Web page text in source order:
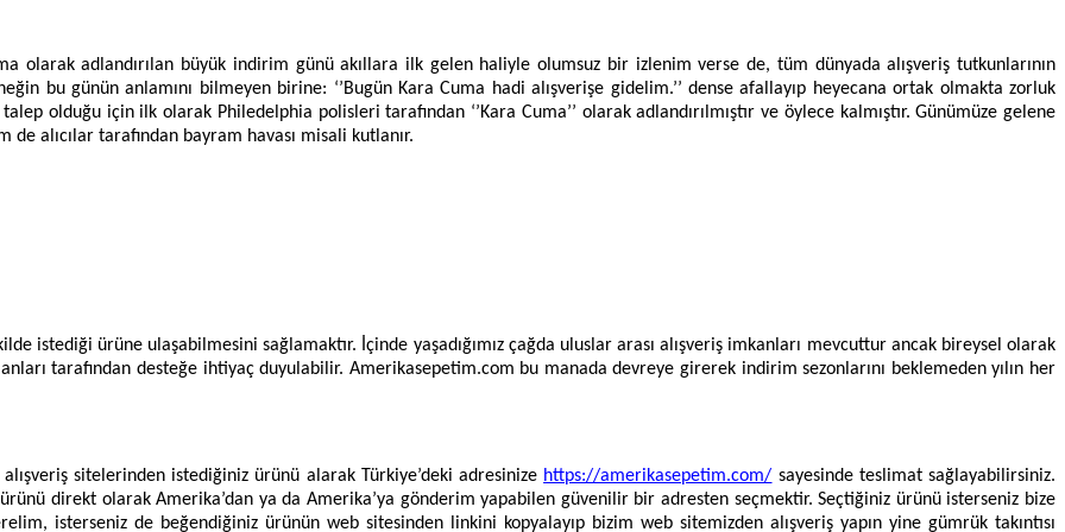
olarak adlandırılan büyük indirim günü akıllara ilk gelen haliyle olumsuz bir izlenim verse de, tüm dünyada alışveriş tutkunlarının
bu günün anlamını bilmeyen birine: ‘’Bugün Kara Cuma hadi alışverişe gidelim.’’ dense afallayıp heyecana ortak olmakta zorluk
olduğu için ilk olarak Philedelphia polisleri tarafından ‘’Kara Cuma’’ olarak adlandırılmıştır ve öylece kalmıştır. Günümüze gelene
alıcılar tarafından bayram havası misali kutlanır.
istediği ürüne ulaşabilmesini sağlamaktır. İçinde yaşadığımız çağda uluslar arası alışveriş imkanları mevcuttur ancak bireysel olarak
tarafından desteğe ihtiyaç duyulabilir. Amerikasepetim.com bu manada devreye girerek indirim sezonlarını beklemeden yılın her
sitelerinden istediğiniz ürünü alarak Türkiye’deki adresinize https://amerikasepetim.com/ sayesinde teslimat sağlayabilirsiniz.
direkt olarak Amerika’dan ya da Amerika’ya gönderim yapabilen güvenilir bir adresten seçmektir. Seçtiğiniz ürünü isterseniz bize
isterseniz de beğendiğiniz ürünün web sitesinden linkini kopyalayıp bizim web sitemizden alışveriş yapın yine gümrük takıntısı